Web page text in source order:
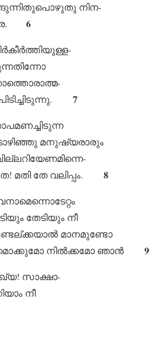
നിന-
6
7
മനുഷ്യരാരും
തേ വലിപ്പം.
8
തേടിയും നീ
മാനമുണ്ടോ
നിൽക്കമോ ഞാൻ
9
സാക്ഷാ-
നീ